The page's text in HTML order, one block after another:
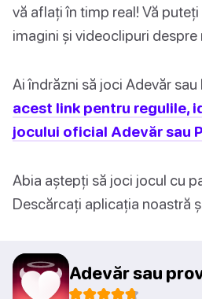
vă aflați în timp real! Vă
imagini și videoclipuri despre
Ai îndrăzni să joci Adevăr sau
acest link pentru regulile,
jocului oficial Adevăr sau
Abia aștepți să joci jocul cu
Descărcați aplicația noastră
Adevăr sau